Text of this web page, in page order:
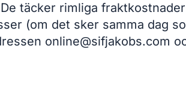
täcker rimliga
(om det sker samma dag
online@sifjakobs.com